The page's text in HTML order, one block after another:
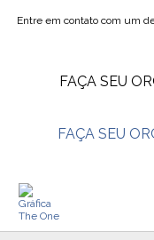
Entre em contato com um
FAÇA SEU
FAÇA SEU